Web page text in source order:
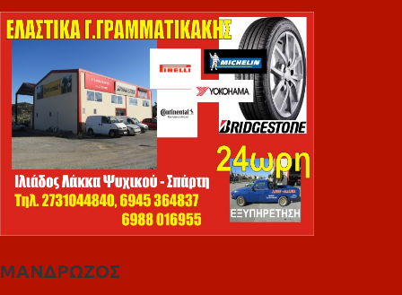
ΜΑΝΔΡΩΖΟΣ